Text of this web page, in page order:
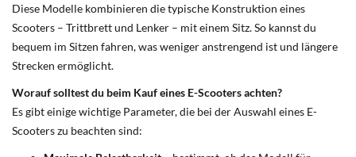
Diese Modelle kombinieren die typische Konstruktion eines
Scooters – Trittbrett und Lenker – mit einem Sitz. So kannst du
bequem im Sitzen fahren, was weniger anstrengend ist und längere
Strecken ermöglicht.
Worauf solltest du beim Kauf eines E-Scooters achten?
Es gibt einige wichtige Parameter, die bei der Auswahl eines E-
Scooters zu beachten sind: